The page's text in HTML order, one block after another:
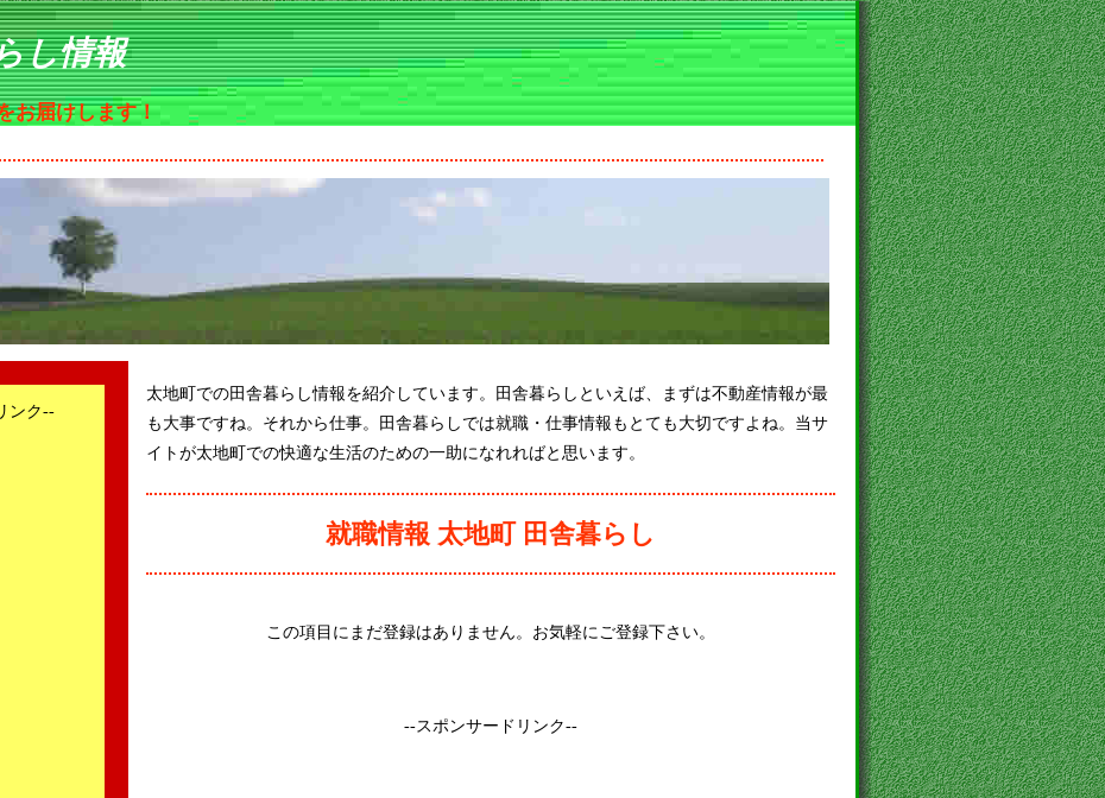
し情報
お届けします！
ンク--
太地町での田舎暮らし情報を紹介しています。田舎暮らしといえば、まずは不動産情報が最
も大事ですね。それから仕事。田舎暮らしでは就職・仕事情報もとても大切ですよね。当サ
イトが太地町での快適な生活のための一助になれればと思います。
就職情報 太地町 田舎暮らし
この項目にまだ登録はありません。お気軽にご登録下さい。
--スポンサードリンク--